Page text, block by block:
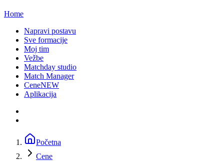
Home
Napravi postavu
Sve formacije
Moj tim
Vežbe
Matchday studio
Match Manager
CeneNEW
Aplikacija
Početna
Cene